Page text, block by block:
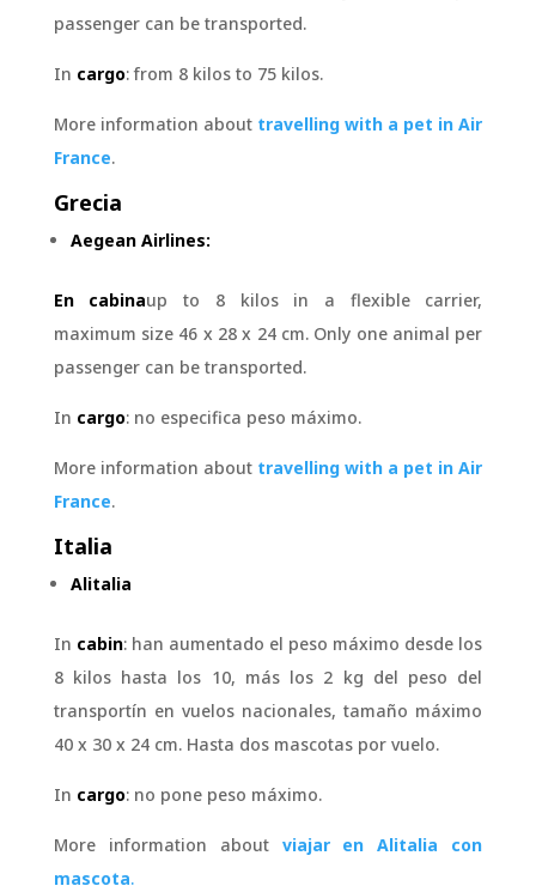
passenger can be transported.
In cargo: from 8 kilos to 75 kilos.
More information about travelling with a pet in Air
France.
Grecia
Aegean Airlines:
En cabinaup to 8 kilos in a flexible carrier,
maximum size 46 x 28 x 24 cm. Only one animal per
passenger can be transported.
In cargo: no especifica peso máximo.
More information about travelling with a pet in Air
France.
Italia
Alitalia
In cabin: han aumentado el peso máximo desde los
8 kilos hasta los 10, más los 2 kg del peso del
transportín en vuelos nacionales, tamaño máximo
40 x 30 x 24 cm. Hasta dos mascotas por vuelo.
In cargo: no pone peso máximo.
More information about
viajar en Alitalia con
mascota.